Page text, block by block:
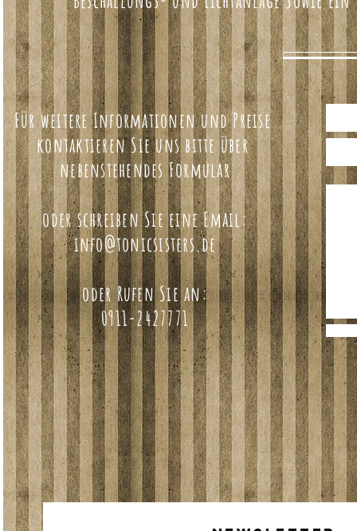
Für weitere Informationen und Preise
kontaktieren Sie uns bitte über
nebenstehendes Formular
oder schreiben Sie eine Email:
info@tonicsisters.de
oder Rufen Sie an:
0911-2427771